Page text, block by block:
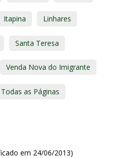
Itapina Linhares
Santa Teresa
Venda Nova do Imigrante
Todas as Páginas
em 24/06/2013)